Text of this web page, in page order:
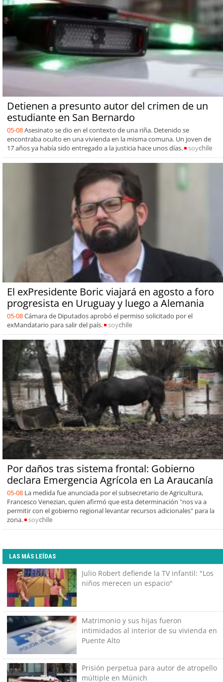
Detienen a presunto autor del crimen de un
estudiante en San Bernardo
05-08Asesinato se dio en el contexto de una riña. Detenido se
encontraba oculto en una vivienda en la misma comuna. Un joven de
17 años ya había sido entregado a la justicia hace unos días.
soychile
El exPresidente Boric viajará en agosto a foro
progresista en Uruguay y luego a Alemania
05-08Cámara de Diputados aprobó el permiso solicitado por el
exMandatario para salir del país.
soychile
Por daños tras sistema frontal: Gobierno
declara Emergencia Agrícola en La Araucanía
05-08 La medida fue anunciada por el subsecretario de Agricultura,
Francesco Venezian, quien afirmó que esta determinación "nos va a
permitir con el gobierno regional levantar recursos adicionales" para la
zona.
soychile
LAS MÁS LEÍDAS
Julio Robert defiende la TV infantil: "Los
niños merecen un espacio"
Matrimonio y sus hijas fueron
intimidados al interior de su vivienda en
Puente Alto
Prisión perpetua para autor de atropello
múltiple en Múnich